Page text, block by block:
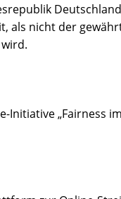
nicht der